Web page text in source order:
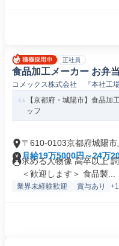
正社員
食品加工メーカー お弁
コメックス株式会社 『本社工場
【京都府・城陽市】食品加
ッフ
〒610-0103京都府城陽市
月給19万5000円～24万
求める人物像 高卒以上
＜歓迎します＞ 食品製...
業界未経験歓迎 賞与あり